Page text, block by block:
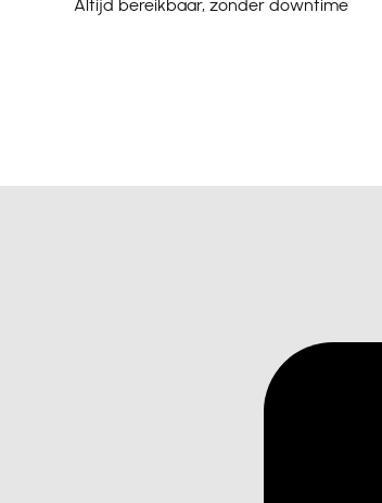
Altijd bereikbaar, zonder downtime